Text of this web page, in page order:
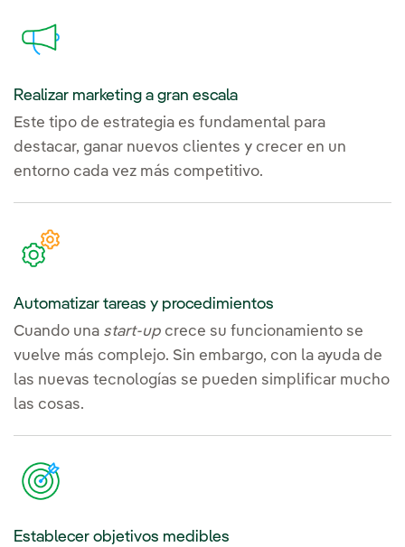
Realizar marketing a gran escala
Este tipo de estrategia es fundamental para
destacar, ganar nuevos clientes y crecer en un
entorno cada vez más competitivo.
Automatizar tareas y procedimientos
Cuando una start-up crece su funcionamiento se
vuelve más complejo. Sin embargo, con la ayuda de
las nuevas tecnologías se pueden simplificar mucho
las cosas.
Establecer objetivos medibles